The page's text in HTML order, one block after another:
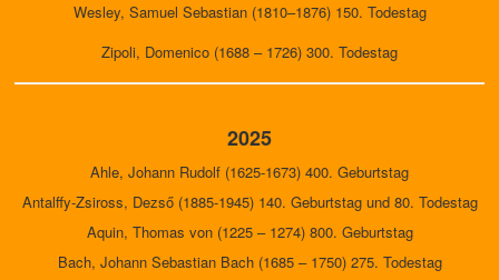
Wesley, Samuel Sebastian (1810–1876) 150. Todestag
Zipoli, Domenico (1688 – 1726) 300. Todestag
2025
Ahle, Johann Rudolf (1625-1673) 400. Geburtstag
Antalffy-Zsiross, Dezső (1885-1945) 140. Geburtstag und 80. Todestag
Aquin, Thomas von (1225 – 1274) 800. Geburtstag
Bach, Johann Sebastian Bach (1685 – 1750) 275. Todestag